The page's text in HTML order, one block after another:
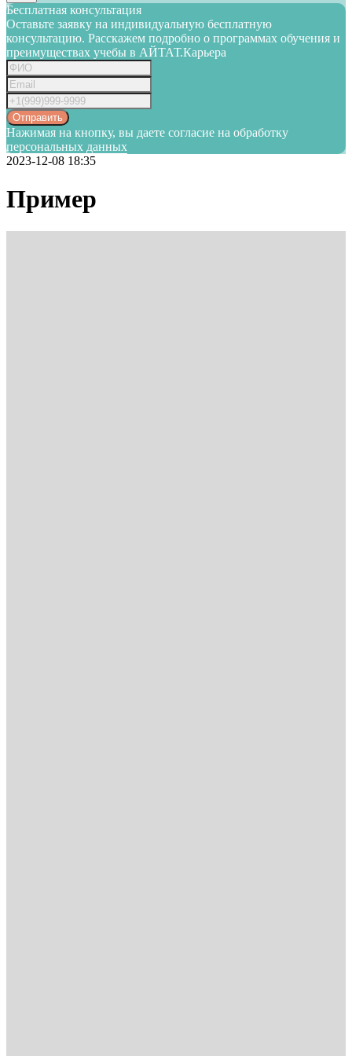
Бесплатная консультация
Оставьте заявку на индивидуальную бесплатную
консультацию. Расскажем подробно о программах обучения и
преимуществах учебы в АЙТАТ.Карьера
Отправить
Нажимая на кнопку, вы даете согласие на обработку
персональных данных
2023-12-08 18:35
Пример